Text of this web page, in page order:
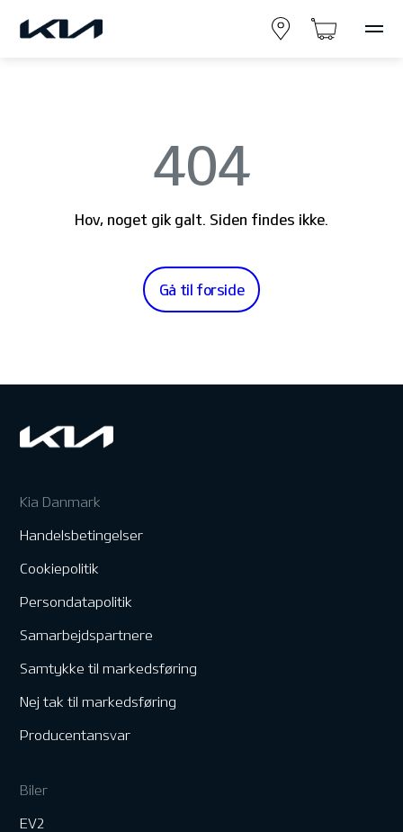
404
Hov, noget gik galt. Siden findes ikke.
Gå til forside
Kia Danmark
Handelsbetingelser
Cookiepolitik
Persondatapolitik
Samarbejdspartnere
Samtykke til markedsføring
Nej tak til markedsføring
Producentansvar
Biler
EV2